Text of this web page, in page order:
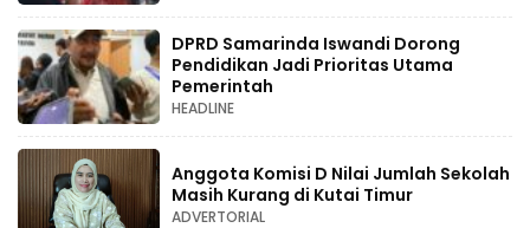
DPRD Samarinda Iswandi Dorong
Pendidikan Jadi Prioritas Utama
Pemerintah
HEADLINE
Anggota Komisi D Nilai Jumlah Sekolah
Masih Kurang di Kutai Timur
ADVERTORIAL